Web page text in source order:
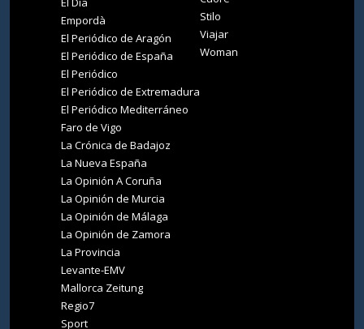
Empordà
El Periódico de Aragón
El Periódico de España
El Periódico
El Periódico de Extremadura
El Periódico Mediterráneo
Faro de Vigo
La Crónica de Badajoz
La Nueva España
La Opinión A Coruña
La Opinión de Murcia
La Opinión de Málaga
La Opinión de Zamora
La Provincia
Levante-EMV
Mallorca Zeitung
Regio7
Sport
Stilo
Viajar
Woman